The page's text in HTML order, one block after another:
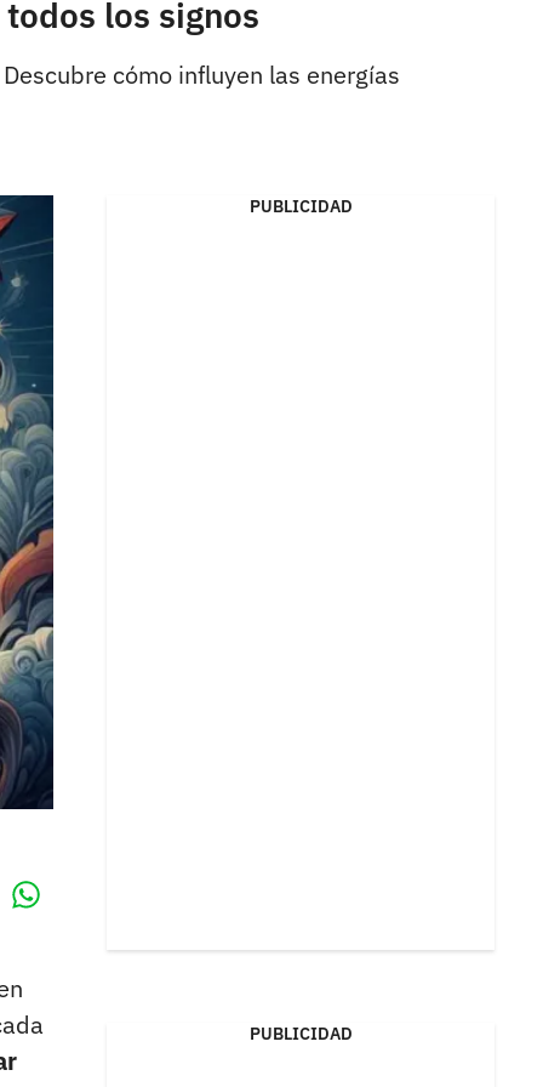
los signos
cómo influyen las energías
PUBLICIDAD
PUBLICIDAD